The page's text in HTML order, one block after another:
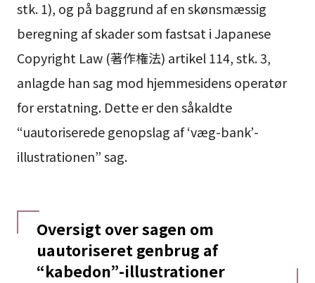
stk. 1), og på baggrund af en skønsmæssig
beregning af skader som fastsat i Japanese
Copyright Law (著作権法) artikel 114, stk. 3,
anlagde han sag mod hjemmesidens operatør
for erstatning. Dette er den såkaldte
“uautoriserede genopslag af ‘væg-bank’-
illustrationen” sag.
Oversigt over sagen om
uautoriseret genbrug af
“kabedon”-illustrationer